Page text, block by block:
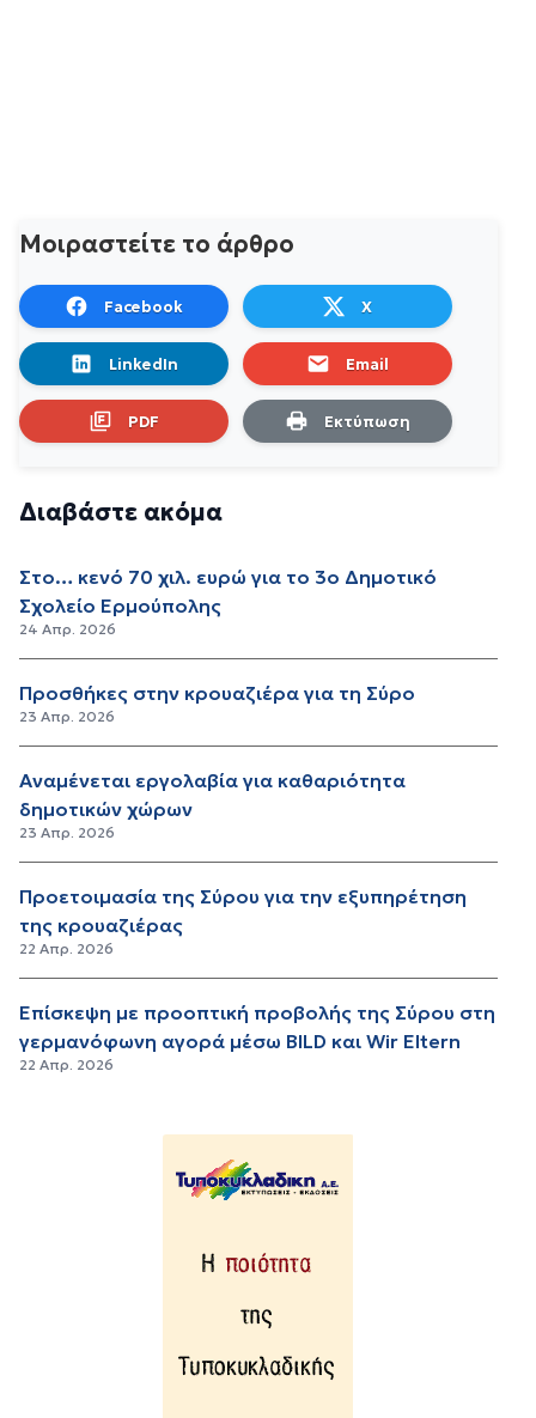
Μοιραστείτε το άρθρο
Facebook X
LinkedIn Email
PDF Εκτύπωση
Διαβάστε ακόμα
Στο… κενό 70 χιλ. ευρώ για το 3ο Δημοτικό
Σχολείο Ερμούπολης
24 Απρ. 2026
Προσθήκες στην κρουαζιέρα για τη Σύρο
23 Απρ. 2026
Αναμένεται εργολαβία για καθαριότητα
δημοτικών χώρων
23 Απρ. 2026
Προετοιμασία της Σύρου για την εξυπηρέτηση
της κρουαζιέρας
22 Απρ. 2026
Επίσκεψη με προοπτική προβολής της Σύρου στη
γερμανόφωνη αγορά μέσω BILD και Wir Eltern
22 Απρ. 2026